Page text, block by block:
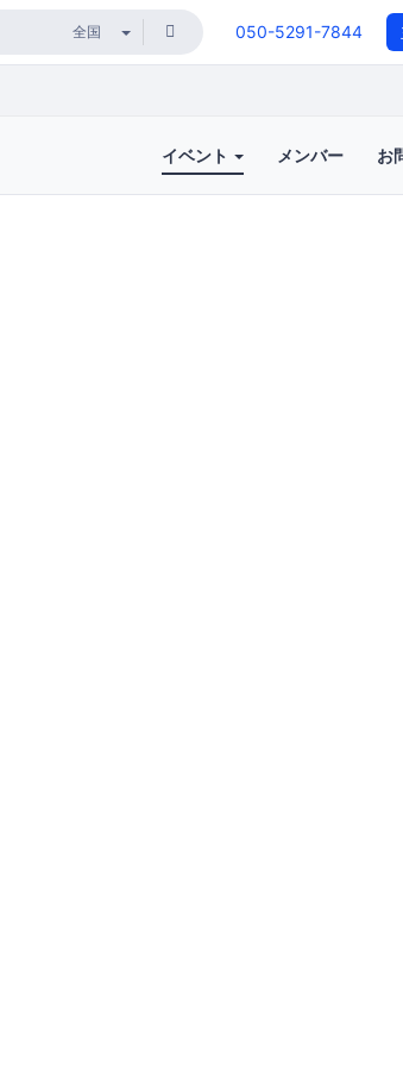
050-5291-7844
イベント メンバー お